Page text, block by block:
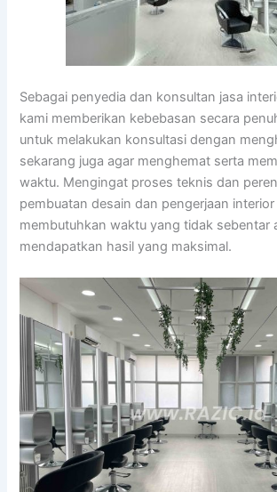
Sebagai penyedia dan konsultan jasa
kami memberikan kebebasan secara
untuk melakukan konsultasi dengan
sekarang juga agar menghemat serta
waktu. Mengingat proses teknis dan
pembuatan desain dan pengerjaan
membutuhkan waktu yang tidak sebentar
mendapatkan hasil yang maksimal.